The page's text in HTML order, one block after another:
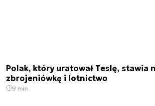
Polak, który uratował Teslę, stawia
zbrojeniówkę i lotnictwo
9 min.